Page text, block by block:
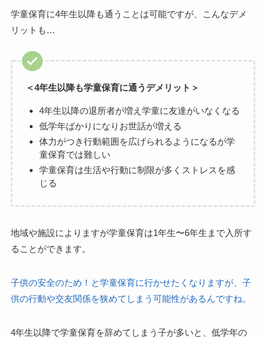
学童保育に4年生以降も通うことは可能ですが、こんなデメ
リットも…
＜4年生以降も学童保育に通うデメリット＞
4年生以降の退所者が増え学童に友達がいなくなる
低学年ばかりになりお世話が増える
体力がつき行動範囲を広げられるようになるが学
童保育では難しい
学童保育は生活や行動に制限が多くストレスを感
じる
地域や施設によりますが学童保育は1年生〜6年生まで入所す
ることができます。
子供の安全のため！と学童保育に行かせたくなりますが、子
供の行動や交友関係を狭めてしまう可能性があるんですね。
4年生以降で学童保育を辞めてしまう子が多いと、低学年の